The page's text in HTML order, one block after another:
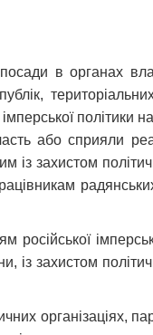
в органах
політики
або сприяли
із захистом
російської
із захистом
організаціях,